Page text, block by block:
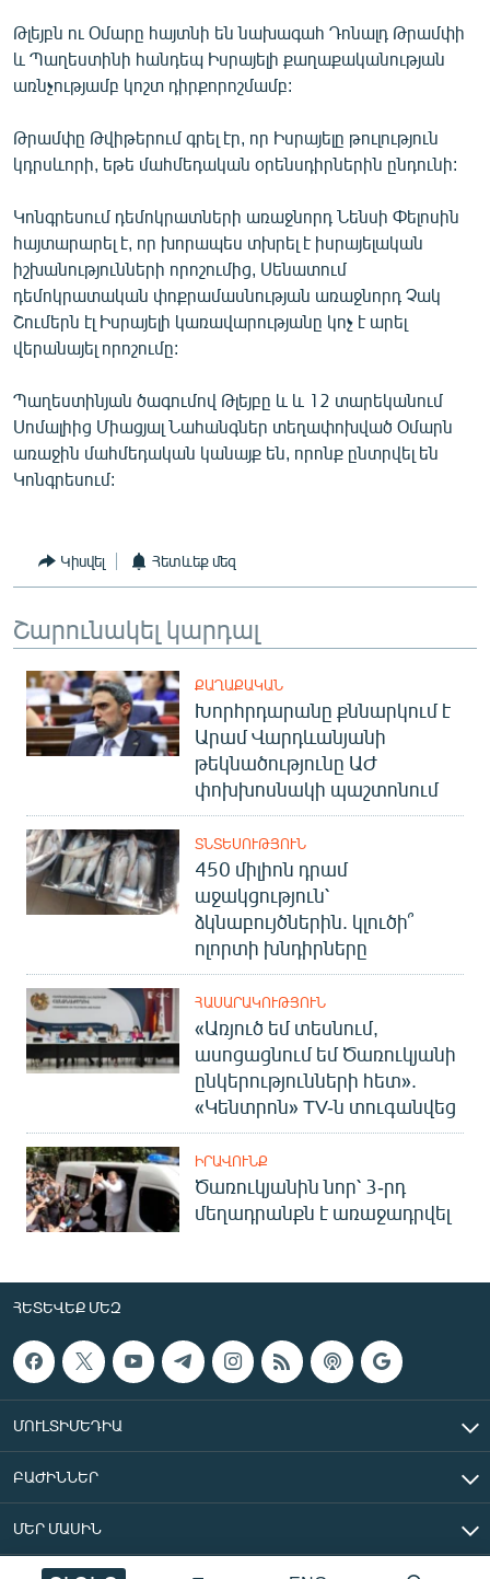
ՓՈԴՔԱՍԹ
Հայերեն
English
Русский
ՀԵՏԵՎԵՔ ՄԵԶ
Թլեյբն ու Օմարը հայտնի են նախագահ Դոնալդ Թրամփի
և Պաղեստինի հանդեպ Իսրայելի քաղաքականության
առնչությամբ կոշտ դիրքորոշմամբ:
Թրամփը Թվիթերում գրել էր, որ Իսրայելը թուլություն
կդրսևորի, եթե մահմեդական օրենսդիրներին ընդունի:
Կոնգրեսում դեմոկրատների առաջնորդ Նենսի Փելոսին
հայտարարել է, որ խորապես տխրել է իսրայելական
իշխանությունների որոշումից, Սենատում
դեմոկրատական փոքրամասնության առաջնորդ Չակ
Շումերն էլ Իսրայելի կառավարությանը կոչ է արել
վերանայել որոշումը:
Պաղեստինյան ծագումով Թլեյբը և և 12 տարեկանում
Սոմալիից Միացյալ Նահանգներ տեղափոխված Օմարն
առաջին մահմեդական կանայք են, որոնք ընտրվել են
Կոնգրեսում:
Կիսվել Հետևեք մեզ
Շարունակել կարդալ
ՔԱՂԱՔԱԿԱՆ
Խորհրդարանը քննարկում է
Արամ Վարդևանյանի
թեկնածությունը ԱԺ
փոխխոսնակի պաշտոնում
ՏՆՏԵՍՈՒԹՅՈՒՆ
450 միլիոն դրամ
աջակցություն՝
ձկնաբույծներին. կլուծի՞
ոլորտի խնդիրները
ՀԱՍԱՐԱԿՈՒԹՅՈՒՆ
«Առյուծ եմ տեսնում,
ասոցացնում եմ Ծառուկյանի
ընկերությունների հետ».
«Կենտրոն» TV-ն տուգանվեց
ԻՐԱՎՈՒՆՔ
Ծառուկյանին նոր՝ 3-րդ
մեղադրանքն է առաջադրվել
ՀԵՏԵՎԵՔ ՄԵԶ
ՄՈՒԼՏԻՄԵԴԻԱ
ԲԱԺԻՆՆԵՐ
ՄԵՐ ՄԱՍԻՆ